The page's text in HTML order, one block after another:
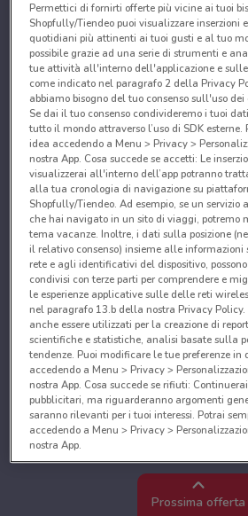
Prossima offerta
Permettici di fornirti offerte più vicine ai tuoi
Shopfully/Tiendeo puoi visualizzare inserzioni
quotidiani più attinenti ai tuoi gusti e al tuo
possibile grazie ad una serie di strumenti e
tue attività all'interno dell'applicazione e
come indicato nel paragrafo 2 della Privacy
abbiamo bisogno del tuo consenso sull'uso
Se dai il tuo consenso condivideremo i tuoi
tutto il mondo attraverso l’uso di SDK esterne.
idea accedendo a Menu > Privacy >
nostra App. Cosa succede se accetti: Le
visualizzerai all'interno dell’app potranno
alla tua cronologia di navigazione su
Shopfully/Tiendeo. Ad esempio, se un
che hai navigato in un sito di viaggi, potremo
tema vacanze. Inoltre, i dati sulla posizione
il relativo consenso) insieme alle informazioni
rete e agli identificativi del dispositivo,
condivisi con terze parti per comprendere e
le esperienze applicative sulle delle reti
nel paragrafo 13.b della nostra Privacy
anche essere utilizzati per la creazione di
scientifiche e statistiche, analisi basate sulla
tendenze. Puoi modificare le tue preferenze
accedendo a Menu > Privacy >
nostra App. Cosa succede se rifiuti:
pubblicitari, ma riguarderanno argomenti
saranno rilevanti per i tuoi interessi. Potrai
accedendo a Menu > Privacy >
nostra App.
Noi e i nostri partner trattiamo i dati
Utilizzare dati di geolocalizzazione precisi.
caratteristiche del dispositivo ai fini